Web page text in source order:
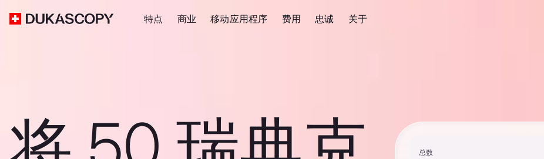
特点 商业 移动应用程序 费用 忠诚 关于
总数